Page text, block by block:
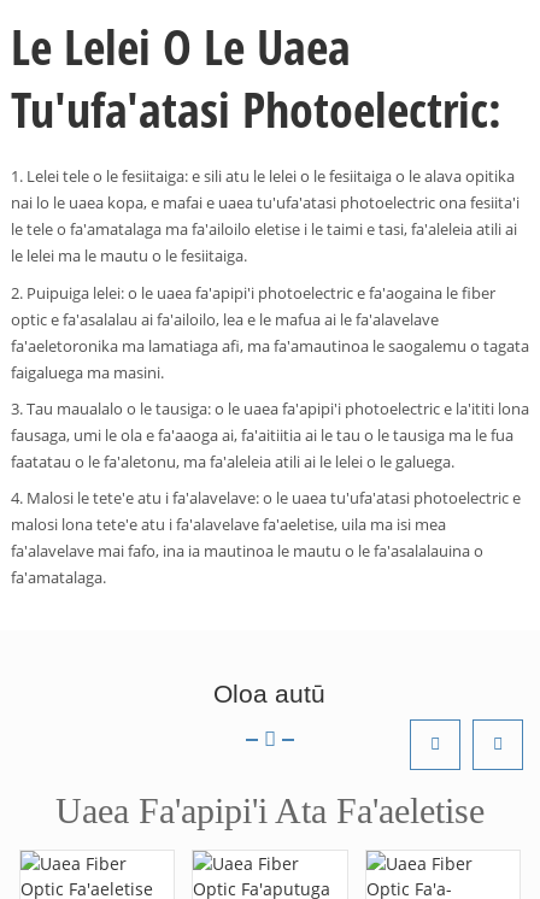
Le Lelei O Le Uaea
Tu'ufa'atasi Photoelectric:
1. Lelei tele o le fesiitaiga: e sili atu le lelei o le fesiitaiga o le alava opitika
nai lo le uaea kopa, e mafai e uaea tu'ufa'atasi photoelectric ona fesiita'i
le tele o fa'amatalaga ma fa'ailoilo eletise i le taimi e tasi, fa'aleleia atili ai
le lelei ma le mautu o le fesiitaiga.
2. Puipuiga lelei: o le uaea fa'apipi'i photoelectric e fa'aogaina le fiber
optic e fa'asalalau ai fa'ailoilo, lea e le mafua ai le fa'alavelave
fa'aeletoronika ma lamatiaga afi, ma fa'amautinoa le saogalemu o tagata
faigaluega ma masini.
3. Tau maualalo o le tausiga: o le uaea fa'apipi'i photoelectric e la'ititi lona
fausaga, umi le ola e fa'aaoga ai, fa'aitiitia ai le tau o le tausiga ma le fua
faatatau o le fa'aletonu, ma fa'aleleia atili ai le lelei o le galuega.
4. Malosi le tete'e atu i fa'alavelave: o le uaea tu'ufa'atasi photoelectric e
malosi lona tete'e atu i fa'alavelave fa'aeletise, uila ma isi mea
fa'alavelave mai fafo, ina ia mautinoa le mautu o le fa'asalalauina o
fa'amatalaga.
Oloa autū
Uaea Fa'apipi'i Ata Fa'aeletise